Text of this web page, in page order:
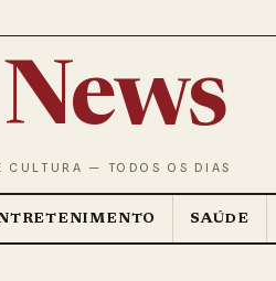
News
CULTURA — TODOS OS DIAS
SAÚDE